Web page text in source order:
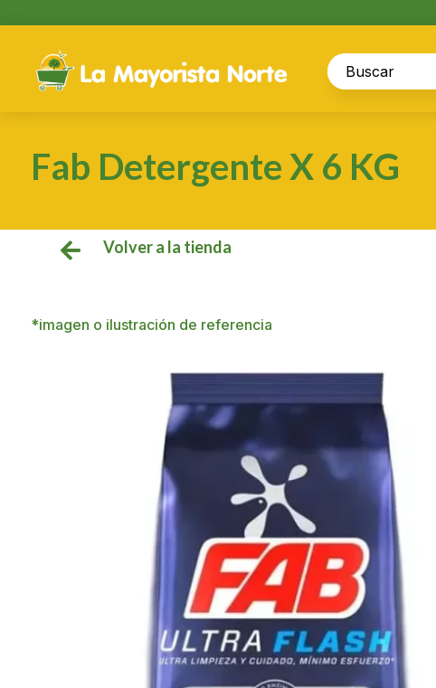
Fab Detergente X 6 KG
 Volver a la tienda
*imagen o ilustración de referencia